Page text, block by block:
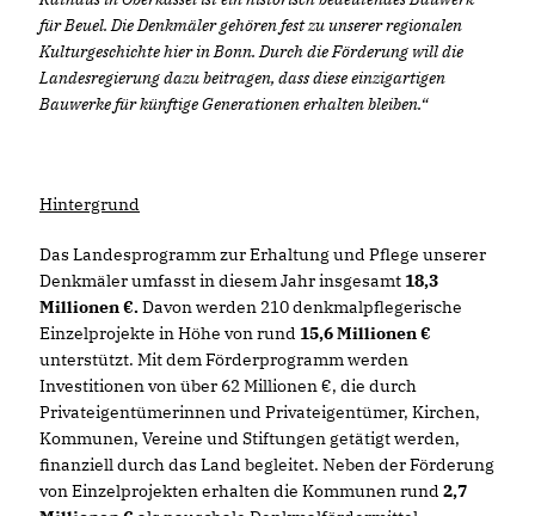
für Beuel. Die Denkmäler gehören fest zu unserer regionalen
Kulturgeschichte hier in Bonn. Durch die Förderung will die
Landesregierung dazu beitragen, dass diese einzigartigen
Bauwerke für künftige Generationen erhalten bleiben.“
Hintergrund
Das Landesprogramm zur Erhaltung und Pflege unserer
Denkmäler umfasst in diesem Jahr insgesamt 18,3
Millionen €. Davon werden 210 denkmalpflegerische
Einzelprojekte in Höhe von rund 15,6 Millionen
unterstützt. Mit dem Förderprogramm werden
Investitionen von über 62 Millionen €, die durch
Privateigentümerinnen und Privateigentümer, Kirchen,
Kommunen, Vereine und Stiftungen getätigt werden,
finanziell durch das Land begleitet. Neben der Förderung
von Einzelprojekten erhalten die Kommunen rund 2,7